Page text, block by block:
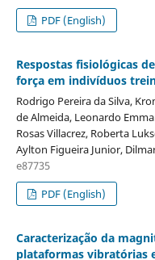
PDF (English)
Respostas fisiológicas
força em indivíduos
Rodrigo Pereira da Silva,
de Almeida, Leonardo
Rosas Villacrez, Roberta
Aylton Figueira Junior,
e87735
PDF (English)
Caracterização da
plataformas vibratórias